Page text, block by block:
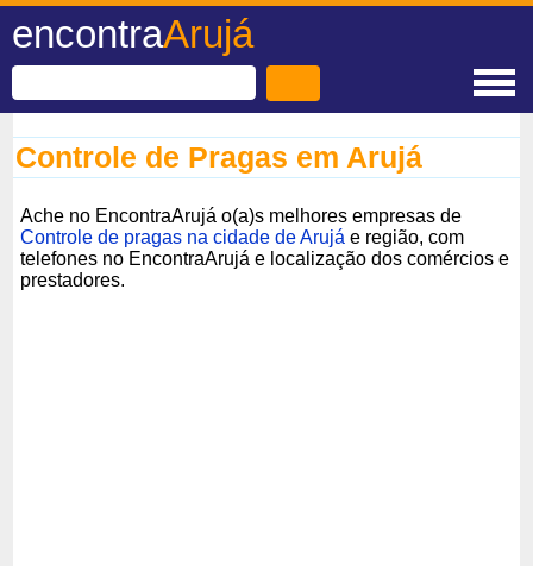
encontraArujá
Controle de Pragas em Arujá
Ache no EncontraArujá o(a)s melhores empresas de
Controle de pragas na cidade de Arujá e região, com
telefones no EncontraArujá e localização dos comércios e
prestadores.